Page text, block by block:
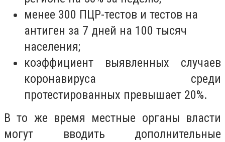
менее 300 ПЦР-тестов и тестов на
антиген за 7 дней на 100 тысяч
населения;
коэффициент выявленных случаев
коронавируса среди
протестированных превышает 20%.
В то же время местные органы власти
могут вводить дополнительные